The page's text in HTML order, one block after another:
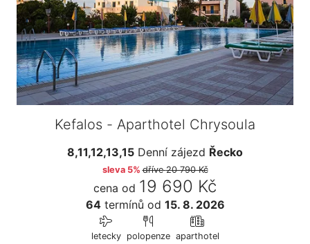
Kefalos - Aparthotel Chrysoula
8,11,12,13,15 Denní zájezd Řecko
sleva 5% dříve20 790 Kč
cena od 19 690 Kč
64termínů od 15. 8. 2026
letecky polopenze aparthotel